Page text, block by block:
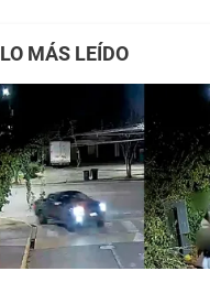
LO MÁS LEÍDO